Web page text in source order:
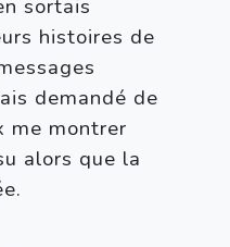
sortais
histoires de
demandé de
me montrer
alors que la